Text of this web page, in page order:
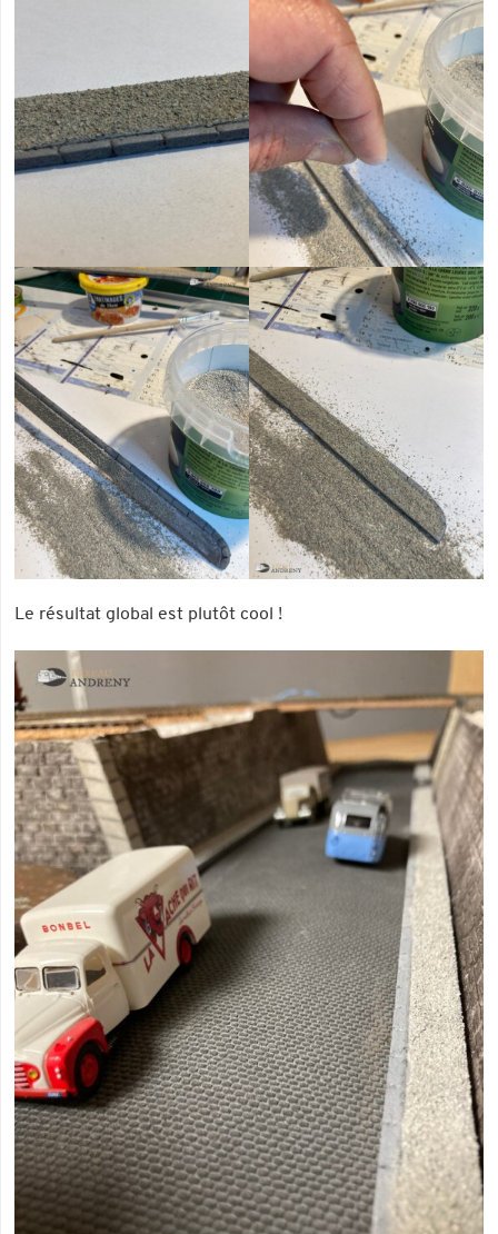
Le résultat global est plutôt cool !